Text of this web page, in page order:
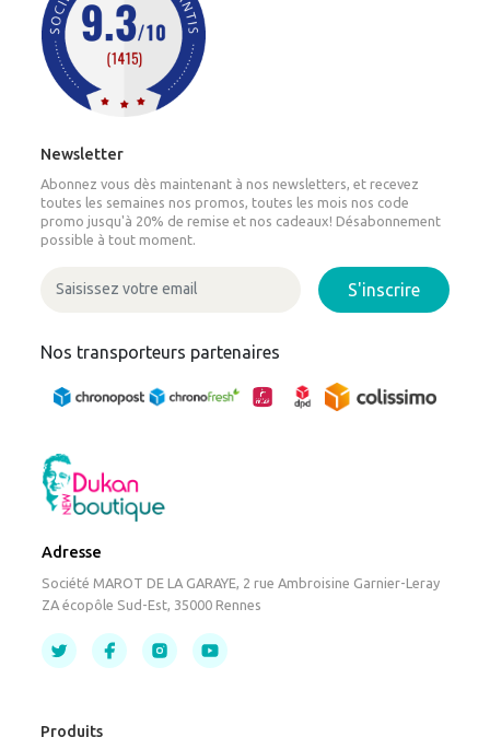
Newsletter
Abonnez vous dès maintenant à nos newsletters, et recevez
toutes les semaines nos promos, toutes les mois nos code
promo jusqu'à 20% de remise et nos cadeaux! Désabonnement
possible à tout moment.
S'inscrire
Nos transporteurs partenaires
Adresse
Société MAROT DE LA GARAYE, 2 rue Ambroisine Garnier-Leray
ZA écopôle Sud-Est, 35000 Rennes
Produits